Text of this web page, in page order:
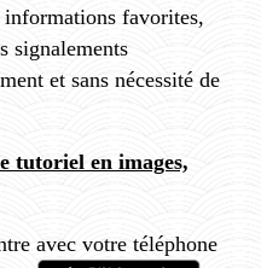
informations favorites,
signalements
et sans nécessité de
tutoriel en images,
avec votre téléphone